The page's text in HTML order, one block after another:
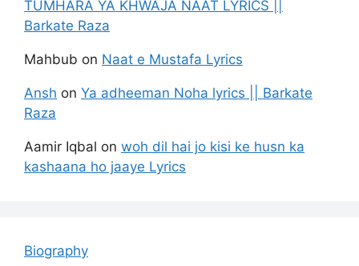
TUMHARA YA KHWAJA NAAT LYRICS ||
Barkate Raza
Mahbub on Naat e Mustafa Lyrics
Ansh on Ya adheeman Noha lyrics || Barkate
Raza
Aamir Iqbal on woh dil hai jo kisi ke husn ka
kashaana ho jaaye Lyrics
Biography